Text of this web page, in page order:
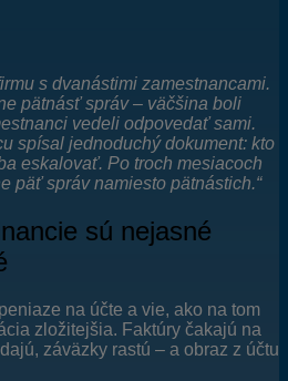
s dvanástimi zamestnancami.
pätnásť správ – väčšina boli
vedeli odpovedať sami.
spísal jednoduchý dokument: kto
eskalovať. Po troch mesiacoch
päť správ namiesto pätnástich.“
sú nejasné
na účte a vie, ako na tom
zložitejšia. Faktúry čakajú na
záväzky rastú – a obraz z účtu